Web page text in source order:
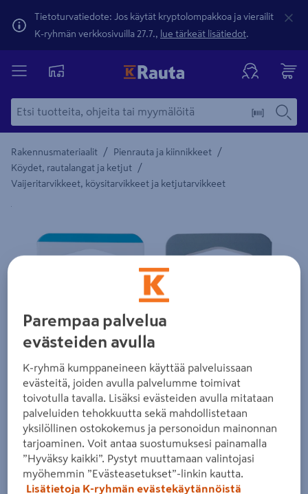
Tietoturvatiedote: Jos käytät kryptolompakkoa ja vierailit
K-ryhmän verkkosivuilla 27.7., lue tärkeät lisätiedot.
Rakennusmateriaalit / Pienrauta ja kiinnikkeet /
Köydet, rautalangat ja ketjut /
Vaijeritarvikkeet, köysitarvikkeet ja ketjutarvikkeet
Yksityiskohtainen kuvaus löytyy Tuotteen kuvaus -
Parempaa palvelua
evästeiden avulla
K-ryhmä kumppaneineen käyttää palveluissaan
evästeitä, joiden avulla palvelumme toimivat
toivotulla tavalla. Lisäksi evästeiden avulla mitataan
palveluiden tehokkuutta sekä mahdollistetaan
yksilöllinen ostokokemus ja personoidun mainonnan
tarjoaminen. Voit antaa suostumuksesi painamalla
”Hyväksy kaikki”. Pystyt muuttamaan valintojasi
myöhemmin ”Evästeasetukset”-linkin kautta.
Lisätietoja K-ryhmän evästekäytännöistä